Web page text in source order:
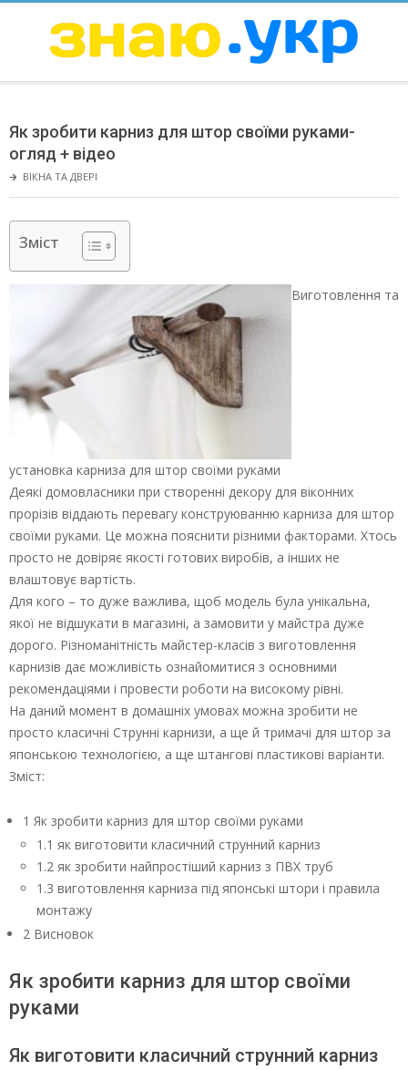
ЗНАЮ
Menu
Як зробити карниз для штор своїми руками-
огляд + відео
🡲 ВІКНА ТА ДВЕРІ
Зміст
Виготовлення та
установка карниза для штор своїми руками
Деякі домовласники при створенні декору для віконних
прорізів віддають перевагу конструюванню карниза для штор
своїми руками. Це можна пояснити різними факторами. Хтось
просто не довіряє якості готових виробів, а інших не
влаштовує вартість.
Для кого – то дуже важлива, щоб модель була унікальна,
якої не відшукати в магазині, а замовити у майстра дуже
дорого. Різноманітність майстер-класів з виготовлення
карнизів дає можливість ознайомитися з основними
рекомендаціями і провести роботи на високому рівні.
На даний момент в домашніх умовах можна зробити не
просто класичні Струнні карнизи, а ще й тримачі для штор за
японською технологією, а ще штангові пластикові варіанти.
Зміст:
1 Як зробити карниз для штор своїми руками
1.1 як виготовити класичний струнний карниз
1.2 як зробити найпростіший карниз з ПВХ труб
1.3 виготовлення карниза під японські штори і правила
монтажу
2 Висновок
Як зробити карниз для штор своїми
руками
Як виготовити класичний струнний карниз